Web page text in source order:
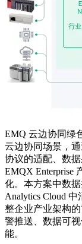
EMQ 云边协同绿
云边协同场景，
协议的适配、数
EMQX Enterprise
化。本方案中数
Analytics Cloud
整企业产业架构
警推送、数据可
能。